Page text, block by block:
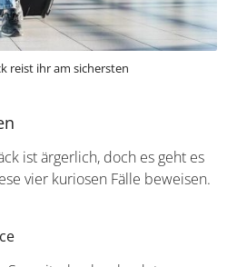
reist ihr am sichersten
ist ärgerlich, doch es geht es
vier kuriosen Fälle beweisen.